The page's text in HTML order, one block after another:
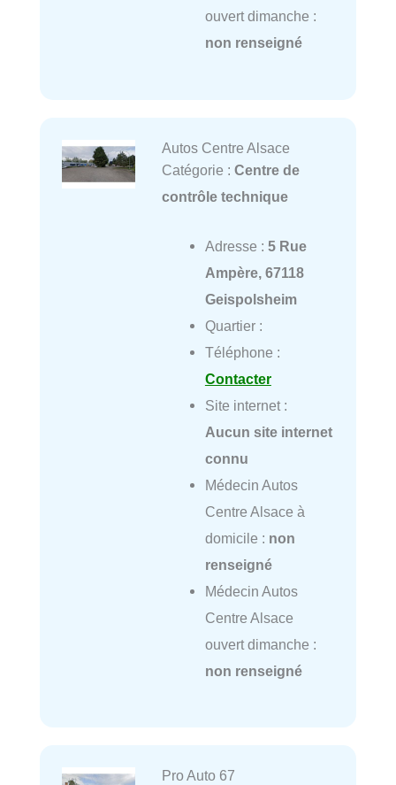
ouvert dimanche :
non renseigné
Autos Centre Alsace
Catégorie : Centre de
contrôle technique
Adresse : 5 Rue
Ampère, 67118
Geispolsheim
Quartier :
Téléphone :
Contacter
Site internet :
Aucun site internet
connu
Médecin Autos
Centre Alsace à
domicile : non
renseigné
Médecin Autos
Centre Alsace
ouvert dimanche :
non renseigné
Pro Auto 67